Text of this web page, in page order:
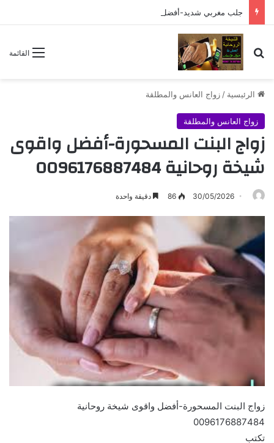
جلب مغربي شديد-أفضل واقوى شيخة روحانية 0096176887484
القائمة بحث عن
الرئيسية / زواج العانس والمطلقة
زواج العانس والمطلقة
زواج البنت المسحورة-أفضل واقوى
شيخة روحانية 0096176887484
30/05/2026
86 دقيقة واحدة
زواج البنت المسحورة-أفضل واقوى شيخة روحانية
0096176887484
تكتب